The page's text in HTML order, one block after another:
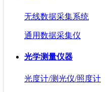
无线数据采集系统
通用数据采集仪
光学测量仪器
光度计/测光仪/照度计